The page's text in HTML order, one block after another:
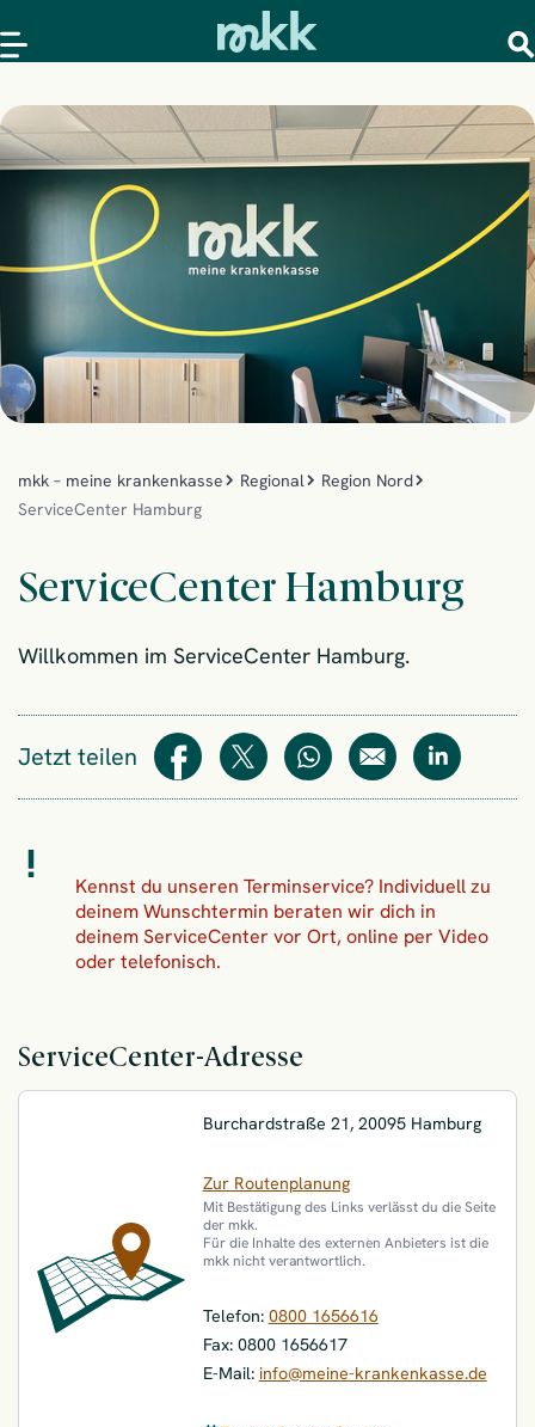
mkk – meine krankenkasse Regional
Region Nord
ServiceCenter Hamburg
ServiceCenter Hamburg
Willkommen im ServiceCenter Hamburg.
Jetzt teilen Teilen Teilen WhatsAppE-Mail Teilen
Kennst du unseren Terminservice? Individuell zu
deinem Wunschtermin beraten wir dich in
deinem ServiceCenter vor Ort, online per Video
oder telefonisch.
ServiceCenter-Adresse
ServiceCenter Hamburg
Burchardstraße 21, 20095 Hamburg
Zur Routenplanung
Mit Bestätigung des Links verlässt du die Seite
der mkk.
Für die Inhalte des externen Anbieters ist die
mkk nicht verantwortlich.
Telefon: 0800 1656616
Fax: 0800 1656617
E-Mail: info@meine-krankenkasse.de